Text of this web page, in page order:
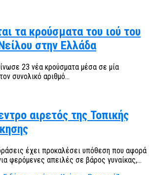
τα κρούσματα του ιού του
στην Ελλάδα
23 νέα κρούσματα μέσα σε μία
συνολικό αριθμό...
αιρετός της Τοπικής
έχει προκαλέσει υπόθεση που αφορά
φερόμενες απειλές σε βάρος γυναίκας,...